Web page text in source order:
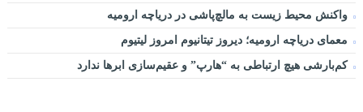
واکنش محیط زیست به مالچ‌پاشی در دریاچه ارومیه
معمای دریاچه ارومیه؛ دیروز تیتانیوم امروز لیتیوم
کم‌بارشی هیچ ارتباطی به “هارپ” و عقیم‌سازی ابرها ندارد